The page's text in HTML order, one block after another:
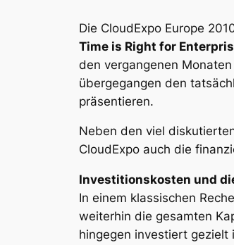
Die CloudExpo Europe
Time is Right for
den vergangenen
übergegangen den
präsentieren.
Neben den viel
CloudExpo auch die
Investitionskosten und
In einem klassischen
weiterhin die gesamten
hingegen investiert gezielt